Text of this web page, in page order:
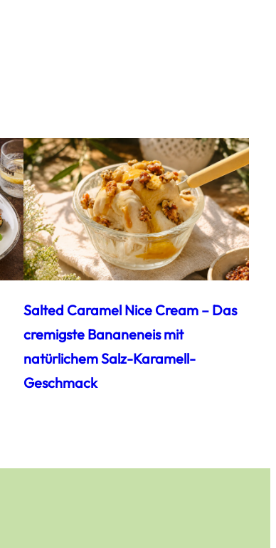
Salted Caramel Nice Cream – Das
cremigste Bananeneis mit
natürlichem Salz-Karamell-
Geschmack